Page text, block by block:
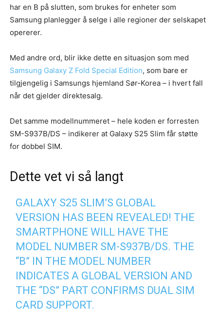
har en B på slutten, som brukes for enheter som
Samsung planlegger å selge i alle regioner der selskapet
opererer.
Med andre ord, blir ikke dette en situasjon som med
Samsung Galaxy Z Fold Special Edition, som bare er
tilgjengelig i Samsungs hjemland Sør-Korea – i hvert fall
når det gjelder direktesalg.
Det samme modellnummeret – hele koden er forresten
SM-S937B/DS – indikerer at Galaxy S25 Slim får støtte
for dobbel SIM.
Dette vet vi så langt
GALAXY S25 SLIM’S GLOBAL
VERSION HAS BEEN REVEALED! THE
SMARTPHONE WILL HAVE THE
MODEL NUMBER SM-S937B/DS. THE
“B” IN THE MODEL NUMBER
INDICATES A GLOBAL VERSION AND
THE “DS” PART CONFIRMS DUAL SIM
CARD SUPPORT.